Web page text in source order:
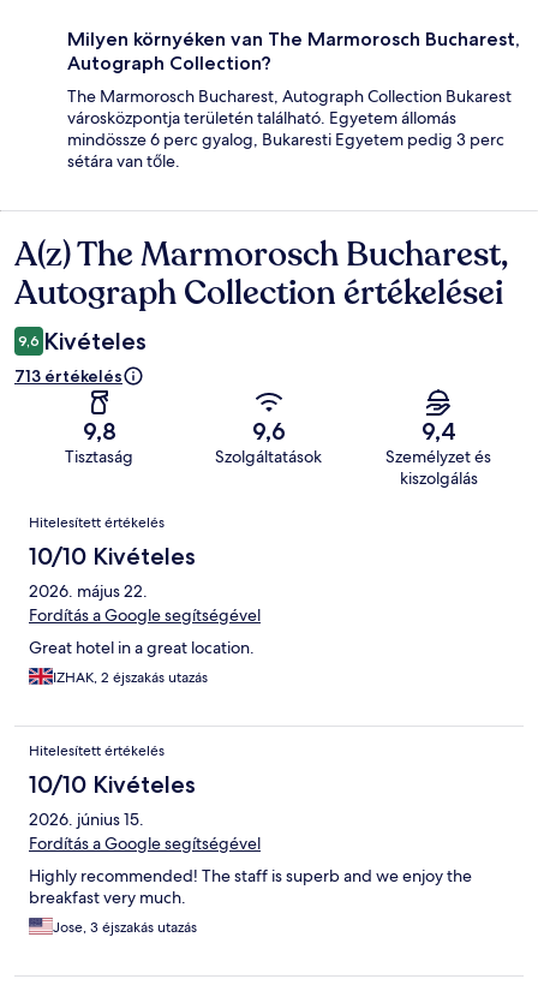
Milyen környéken van The Marmorosch Bucharest,
Autograph Collection?
The Marmorosch Bucharest, Autograph Collection Bukarest
városközpontja területén található. Egyetem állomás
mindössze 6 perc gyalog, Bukaresti Egyetem pedig 3 perc
sétára van tőle.
Értékelések
A(z) The Marmorosch Bucharest,
Autograph Collection értékelései
9,6 Kivételes
713 értékelés
9,8
Tisztaság
9,6
Szolgáltatások
9,4
Személyzet és
kiszolgálás
Értékelések
Hitelesített értékelés
10/10 Kivételes
2026. május 22.
Fordítás a Google segítségével
Great hotel in a great location.
IZHAK, 2 éjszakás utazás
Hitelesített értékelés
10/10 Kivételes
2026. június 15.
Fordítás a Google segítségével
Highly recommended! The staff is superb and we enjoy the
breakfast very much.
Jose, 3 éjszakás utazás